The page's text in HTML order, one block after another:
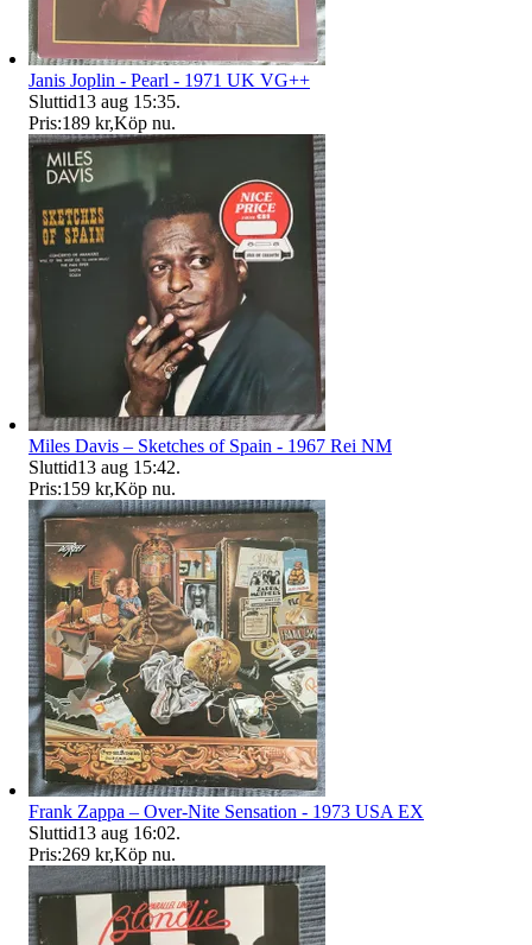
Janis Joplin - Pearl - 1971 UK VG++
Sluttid13 aug 15:35.
Pris:189 kr,Köp nu.
Miles Davis – Sketches of Spain - 1967 Rei NM
Sluttid13 aug 15:42.
Pris:159 kr,Köp nu.
Frank Zappa – Over-Nite Sensation - 1973 USA EX
Sluttid13 aug 16:02.
Pris:269 kr,Köp nu.